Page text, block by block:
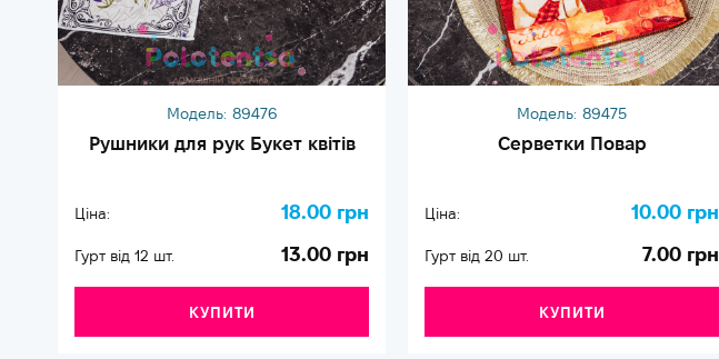
Модель: 89476
Рушники для рук Букет квітів
Ціна: 18.00 грн
Гурт від 12 шт. 13.00 грн
КУПИТИ
Модель: 89475
Серветки Повар
Ціна: 10.00 грн
Гурт від 20 шт. 7.00 грн
КУПИТИ